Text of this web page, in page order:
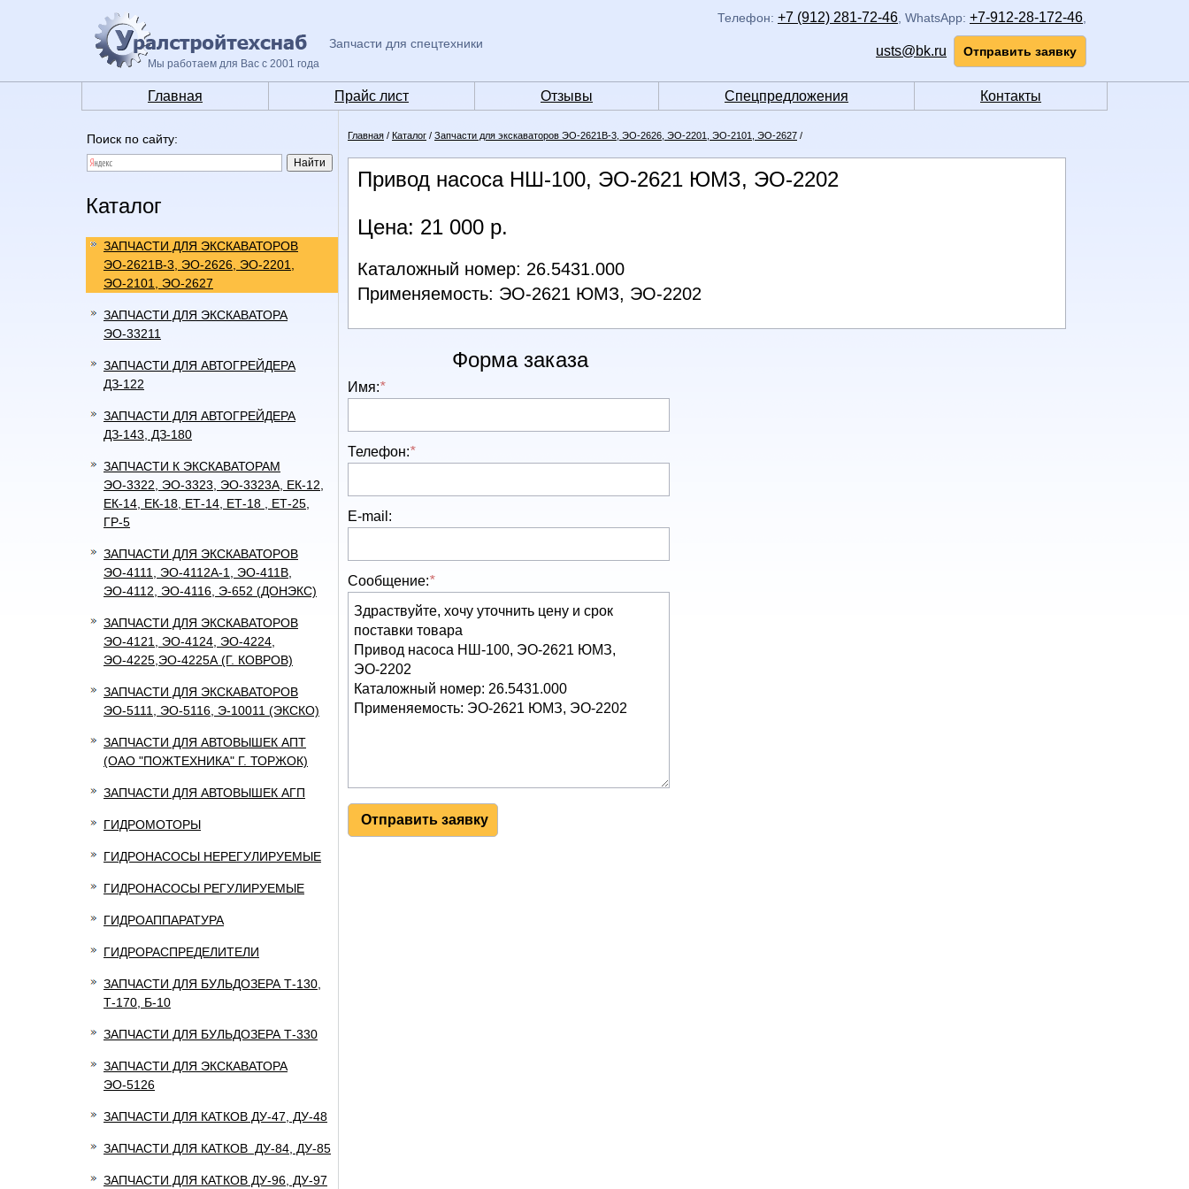
Мы работаем для Вас с 2001 года
Запчасти для спецтехники
Телефон: +7 (912) 281-72-46 WhatsApp: +7-912-28-172-46
usts@bk.ru Отправить заявку
Главная Прайс лист Отзывы Спецпредложения Контакты
Поиск по сайту:
Каталог
ЗАПЧАСТИ ДЛЯ ЭКСКАВАТОРОВ
ЭО-2621В-3, ЭО-2626, ЭО-2201,
ЭО-2101, ЭО-2627
ЗАПЧАСТИ ДЛЯ ЭКСКАВАТОРА
ЭО-33211
ЗАПЧАСТИ ДЛЯ АВТОГРЕЙДЕРА
ДЗ-122
ЗАПЧАСТИ ДЛЯ АВТОГРЕЙДЕРА
ДЗ-143, ДЗ-180
ЗАПЧАСТИ К ЭКСКАВАТОРАМ
ЭО-3322, ЭО-3323, ЭО-3323А, ЕК-12,
ЕК-14, ЕК-18, ЕТ-14, ЕТ-18 , ЕТ-25,
ГР-5
ЗАПЧАСТИ ДЛЯ ЭКСКАВАТОРОВ
ЭО-4111, ЭО-4112А-1, ЭО-411В,
ЭО-4112, ЭО-4116, Э-652 (ДОНЭКС)
ЗАПЧАСТИ ДЛЯ ЭКСКАВАТОРОВ
ЭО-4121, ЭО-4124, ЭО-4224,
ЭО-4225,ЭО-4225А (Г. КОВРОВ)
ЗАПЧАСТИ ДЛЯ ЭКСКАВАТОРОВ
ЭО-5111, ЭО-5116, Э-10011 (ЭКСКО)
ЗАПЧАСТИ ДЛЯ АВТОВЫШЕК АПТ
(ОАО "ПОЖТЕХНИКА" Г. ТОРЖОК)
ЗАПЧАСТИ ДЛЯ АВТОВЫШЕК АГП
ГИДРОМОТОРЫ
ГИДРОНАСОСЫ НЕРЕГУЛИРУЕМЫЕ
ГИДРОНАСОСЫ РЕГУЛИРУЕМЫЕ
ГИДРОАППАРАТУРА
ГИДРОРАСПРЕДЕЛИТЕЛИ
ЗАПЧАСТИ ДЛЯ БУЛЬДОЗЕРА Т-130,
Т-170, Б-10
ЗАПЧАСТИ ДЛЯ БУЛЬДОЗЕРА Т-330
ЗАПЧАСТИ ДЛЯ ЭКСКАВАТОРА
ЭО-5126
ЗАПЧАСТИ ДЛЯ КАТКОВ ДУ-47, ДУ-48
ЗАПЧАСТИ ДЛЯ КАТКОВ ДУ-84, ДУ-85
ЗАПЧАСТИ ДЛЯ КАТКОВ ДУ-96, ДУ-97
Главная / Каталог / Запчасти для экскаваторов ЭО-2621В-3, ЭО-2626, ЭО-2201, ЭО-2101, ЭО-2627 /
Привод насоса НШ-100, ЭО-2621 ЮМЗ, ЭО-2202
Цена: 21 000 р.
Каталожный номер: 26.5431.000
Применяемость: ЭО-2621 ЮМЗ, ЭО-2202
Форма заказа
Имя:*
Телефон:*
E-mail:
Сообщение:*